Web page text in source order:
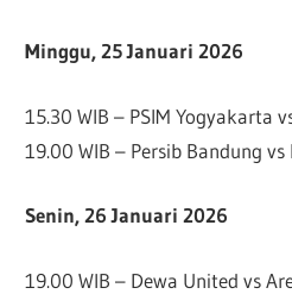
Minggu, 25 Januari 2026
15.30 WIB – PSIM Yogyakarta
19.00 WIB – Persib Bandung vs
Senin, 26 Januari 2026
19.00 WIB – Dewa United vs